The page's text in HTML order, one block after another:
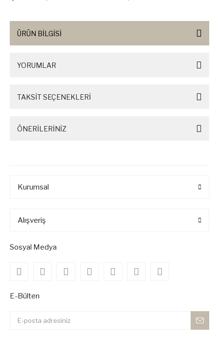
ÜRÜN BİLGİSİ
YORUMLAR
TAKSİT SEÇENEKLERİ
ÖNERİLERİNİZ
Kurumsal
Alışveriş
Sosyal Medya
E-Bülten